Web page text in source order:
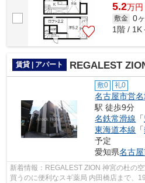
5.2万円
敷金 0
1階 / 1K
賃貸 | アパート REGALEST
敷0 礼0
名古屋市営
駅 徒歩9分
名鉄常滑線 「
東海道本線 「
予定
愛知県名古
新着情報：REGALEST ZION 神宮の杜の
買うのに便利なスギ薬局 内田橋店まで、